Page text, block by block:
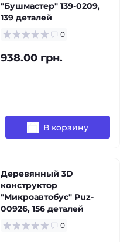
"Бушмастер" 139-0209,
139 деталей
0
938.00 грн.
В корзину
Деревянный 3D
конструктор
"Микроавтобус" Puz-
00926, 156 деталей
0